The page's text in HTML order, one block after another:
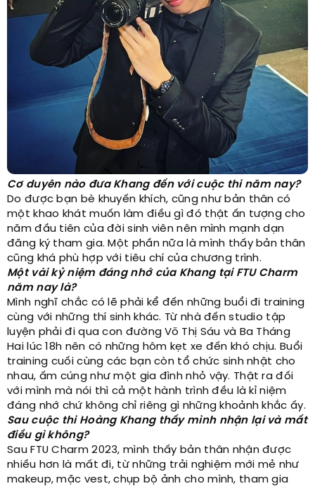
Cơ duyên nào đưa Khang đến với cuộc thi năm nay?
Do được bạn bè khuyến khích, cũng như bản thân có
một khao khát muốn làm điều gì đó thật ấn tượng cho
năm đầu tiên của đời sinh viên nên mình mạnh dạn
đăng ký tham gia. Một phần nữa là mình thấy bản thân
cũng khá phù hợp với tiêu chí của chương trình.
Một vài kỷ niệm đáng nhớ của Khang tại FTU Charm
năm nay là?
Mình nghĩ chắc có lẽ phải kể đến những buổi đi training
cùng với những thí sinh khác. Từ nhà đến studio tập
luyện phải đi qua con đường Võ Thị Sáu và Ba Tháng
Hai lúc 18h nên có những hôm kẹt xe đến khó chịu. Buổi
training cuối cùng các bạn còn tổ chức sinh nhật cho
nhau, ấm cúng như một gia đình nhỏ vậy. Thật ra đối
với mình mà nói thì cả một hành trình đều là kỉ niệm
đáng nhớ chứ không chỉ riêng gì những khoảnh khắc ấy.
Sau cuộc thi Hoàng Khang thấy mình nhận lại và mất
điều gì không?
Sau FTU Charm 2023, mình thấy bản thân nhận được
nhiều hơn là mất đi, từ những trải nghiệm mới mẻ như
makeup, mặc vest, chụp bộ ảnh cho mình, tham gia